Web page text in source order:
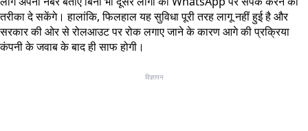
तरीका दे सकेंगे। हालांकि, फिलहाल यह सुविधा पूरी तरह लागू नहीं हुई है और
सरकार की ओर से रोलआउट पर रोक लगाए जाने के कारण आगे की प्रक्रिया
कंपनी के जवाब के बाद ही साफ होगी।
विज्ञापन